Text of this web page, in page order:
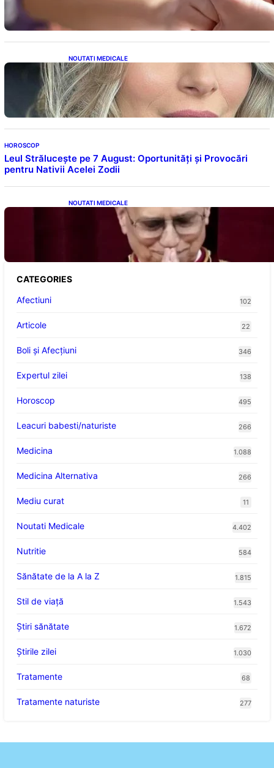
NOUTATI MEDICALE
Laura Cosoi și Povestea Maternității: O
Călătorie Plină de Dragoste și Provocări
HOROSCOP
Leul Strălucește pe 7 August: Oportunități și Provocări
pentru Nativii Acelei Zodii
NOUTATI MEDICALE
Descoperiri Revoluționare: Originile Papei
Leon al XIV-lea și Legăturile Sale Cu Cuba
CATEGORIES
Afectiuni
102
Articole 22
Boli și Afecțiuni 346
Expertul zilei 138
Horoscop 495
Leacuri babesti/naturiste 266
Medicina 1.088
Medicina Alternativa 266
Mediu curat 11
Noutati Medicale 4.402
Nutritie 584
Sănătate de la A la Z 1.815
Stil de viaţă 1.543
Ştiri sănătate 1.672
Știrile zilei 1.030
Tratamente 68
Tratamente naturiste 277